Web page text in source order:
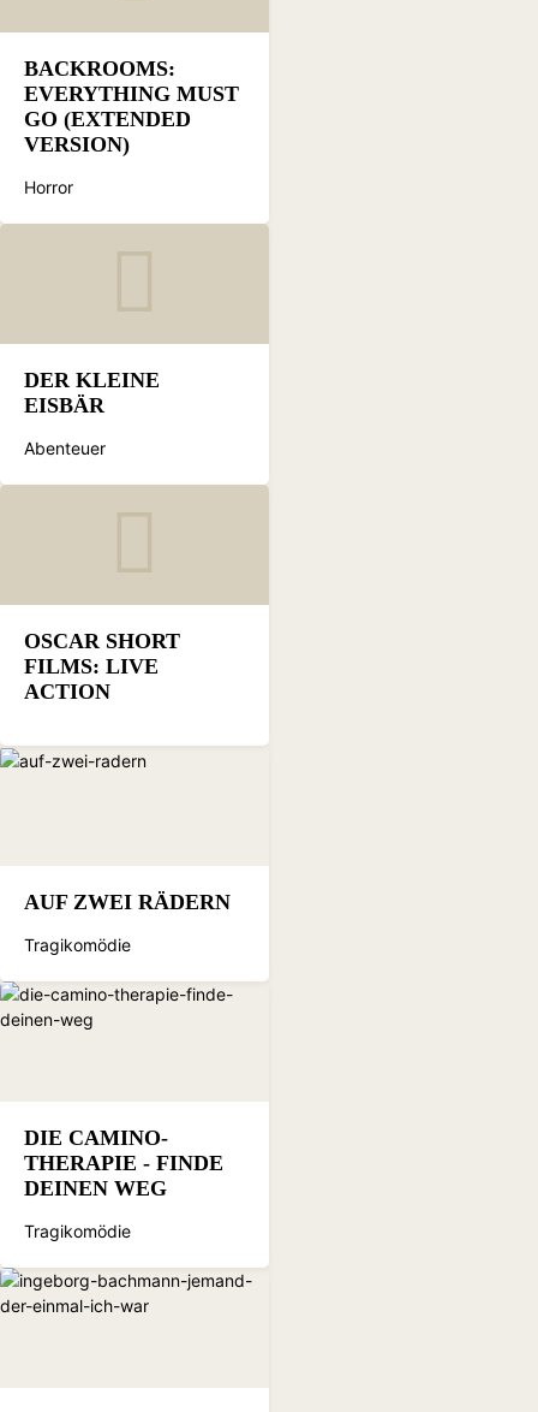
BACKROOMS:
EVERYTHING MUST
GO (EXTENDED
VERSION)
Horror
DER KLEINE
EISBÄR
Abenteuer
OSCAR SHORT
FILMS: LIVE
ACTION
AUF ZWEI RÄDERN
Tragikomödie
DIE CAMINO-
THERAPIE - FINDE
DEINEN WEG
Tragikomödie